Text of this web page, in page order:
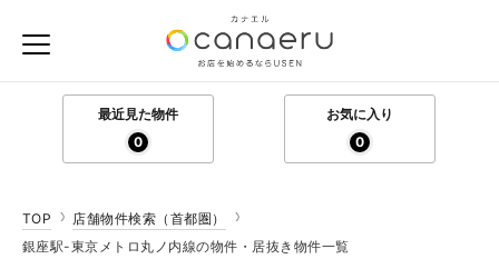
最近見た物件
0
お気に入り
0
TOP
店舗物件検索（首都圏）
銀座駅-東京メトロ丸ノ内線の物件・居抜き物件一覧